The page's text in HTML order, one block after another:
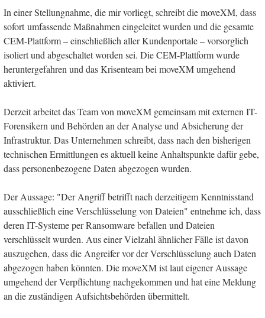
In einer Stellungnahme, die mir vorliegt, schreibt die moveXM, dass
sofort umfassende Maßnahmen eingeleitet wurden und die gesamte
CEM-Plattform – einschließlich aller Kundenportale – vorsorglich
isoliert und abgeschaltet worden sei. Die CEM-Plattform wurde
heruntergefahren und das Krisenteam bei moveXM umgehend
aktiviert.
Derzeit arbeitet das Team von moveXM gemeinsam mit externen IT-
Forensikern und Behörden an der Analyse und Absicherung der
Infrastruktur. Das Unternehmen schreibt, dass nach den bisherigen
technischen Ermittlungen es aktuell keine Anhaltspunkte dafür gebe,
dass personenbezogene Daten abgezogen wurden.
Der Aussage: "Der Angriff betrifft nach derzeitigem Kenntnisstand
ausschließlich eine Verschlüsselung von Dateien" entnehme ich, dass
deren IT-Systeme per Ransomware befallen und Dateien
verschlüsselt wurden. Aus einer Vielzahl ähnlicher Fälle ist davon
auszugehen, dass die Angreifer vor der Verschlüsselung auch Daten
abgezogen haben könnten. Die moveXM ist laut eigener Aussage
umgehend der Verpflichtung nachgekommen und hat eine Meldung
an die zuständigen Aufsichtsbehörden übermittelt.